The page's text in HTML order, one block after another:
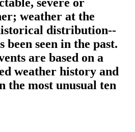
severe or
weather at the
distribution--
been seen in the past.
are based on a
weather history and
the most unusual ten